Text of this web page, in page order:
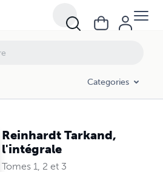
Categories
Reinhardt Tarkand,
l'intégrale
Tomes 1, 2 et 3